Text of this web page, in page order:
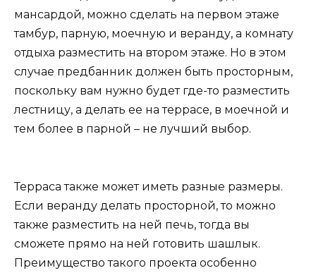
мансардой, можно сделать на первом этаже
тамбур, парную, моечную и веранду, а комнату
отдыха разместить на втором этаже. Но в этом
случае предбанник должен быть просторным,
поскольку вам нужно будет где-то разместить
лестницу, а делать ее на террасе, в моечной и
тем более в парной – не лучший выбор.
Терраса также может иметь разные размеры.
Если веранду делать просторной, то можно
также разместить на ней печь, тогда вы
сможете прямо на ней готовить шашлык.
Преимущество такого проекта особенно